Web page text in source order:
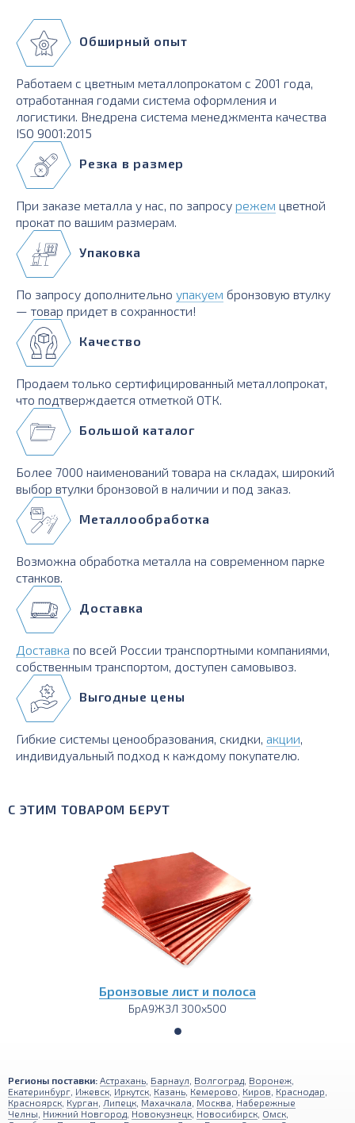
Обширный опыт
Работаем с цветным металлопрокатом с 2001 года,
отработанная годами система оформления и
логистики. Внедрена система менеджмента качества
ISO 9001:2015
Резка в размер
При заказе металла у нас, по запросу режем цветной
прокат по вашим размерам.
Упаковка
По запросу дополнительно упакуем бронзовую втулку
— товар придет в сохранности!
Качество
Продаем только сертифицированный металлопрокат,
что подтверждается отметкой ОТК.
Большой каталог
Более 7000 наименований товара на складах, широкий
выбор втулки бронзовой в наличии и под заказ.
Металлообработка
Возможна обработка металла на современном парке
станков.
Доставка
Доставка по всей России транспортными компаниями,
собственным транспортом, доступен самовывоз.
Выгодные цены
Гибкие системы ценообразования, скидки, акции,
индивидуальный подход к каждому покупателю.
С ЭТИМ ТОВАРОМ БЕРУТ
Бронзовые лист и полоса
БрА9ЖЗЛ 300х500
Регионы поставки: Астрахань Барнаул Волгоград Воронеж
Екатеринбург Ижевск Иркутск Казань Кемерово Киров Краснодар
Красноярск Курган Липецк Махачкала Москва Набережные
Челны Нижний Новгород Новокузнецк Новосибирск Омск